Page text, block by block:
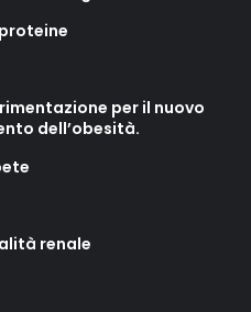
per il nuovo
dell’obesità.
renale